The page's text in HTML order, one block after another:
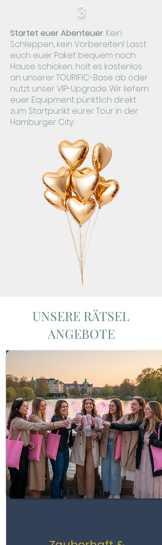
3
Startet euer Abenteuer: Kein
Schleppen, kein Vorbereiten! Lasst
euch euer Paket bequem nach
Hause schicken, holt es kostenlos
an unserer TOURIFIC-Base ab oder
nutzt unser VIP-Upgrade: Wir liefern
euer Equipment pünktlich direkt
zum Startpunkt eurer Tour in der
Hamburger City.
UNSERE RÄTSEL
ANGEBOTE
FEENFLUG